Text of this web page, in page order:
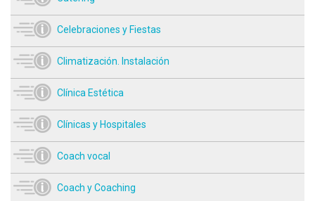
Celebraciones y Fiestas
Climatización. Instalación
Clínica Estética
Clínicas y Hospitales
Coach vocal
Coach y Coaching